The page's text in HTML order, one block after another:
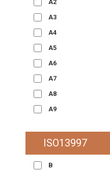
A2
A3
A4
A5
A6
A7
A8
A9
ISO13997
B